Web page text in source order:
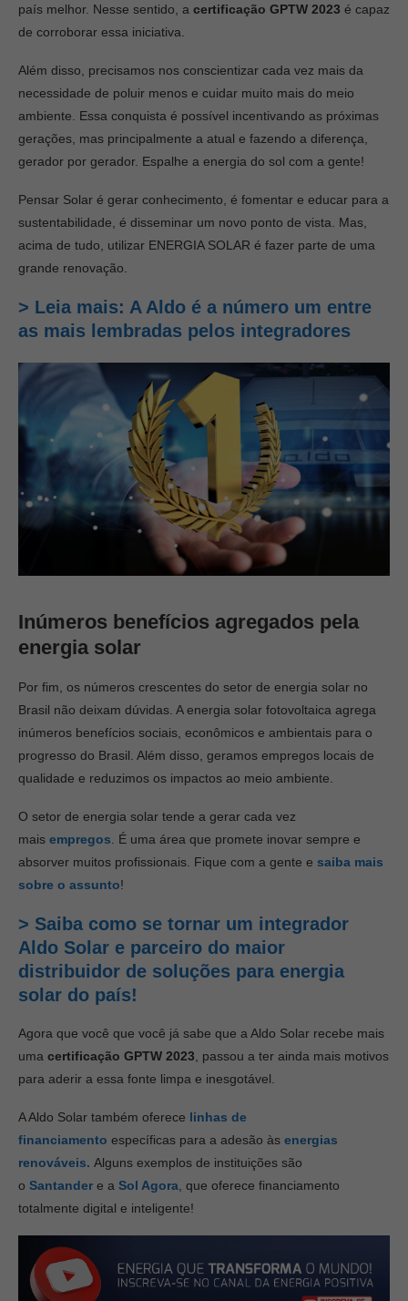
país melhor. Nesse sentido, a certificação GPTW 2023 é capaz
de corroborar essa iniciativa.
Além disso, precisamos nos conscientizar cada vez mais da
necessidade de poluir menos e cuidar muito mais do meio
ambiente. Essa conquista é possível incentivando as próximas
gerações, mas principalmente a atual e fazendo a diferença,
gerador por gerador. Espalhe a energia do sol com a gente!
Pensar Solar é gerar conhecimento, é fomentar e educar para a
sustentabilidade, é disseminar um novo ponto de vista. Mas,
acima de tudo, utilizar ENERGIA SOLAR é fazer parte de uma
grande renovação.
> Leia mais: A Aldo é a número um entre
as mais lembradas pelos integradores
Inúmeros benefícios agregados pela
energia solar
Por fim, os números crescentes do setor de energia solar no
Brasil não deixam dúvidas. A energia solar fotovoltaica agrega
inúmeros benefícios sociais, econômicos e ambientais para o
progresso do Brasil. Além disso, geramos empregos locais de
qualidade e reduzimos os impactos ao meio ambiente.
O setor de energia solar tende a gerar cada vez
mais empregos . É uma área que promete inovar sempre e
absorver muitos profissionais. Fique com a gente e saiba mais
sobre o assunto!
> Saiba como se tornar um integrador
Aldo Solar e parceiro do maior
distribuidor de soluções para energia
solar do país!
Agora que você que você já sabe que a Aldo Solar recebe mais
uma certificação GPTW 2023 , passou a ter ainda mais motivos
para aderir a essa fonte limpa e inesgotável.
A Aldo Solar também oferece linhas de
financiamento específicas para a adesão às energias
renováveis. Alguns exemplos de instituições são
o Santander e a Sol Agora , que oferece financiamento
totalmente digital e inteligente!